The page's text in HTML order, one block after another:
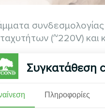
(~220V) και
Συγκατάθεση
Πληροφορίες